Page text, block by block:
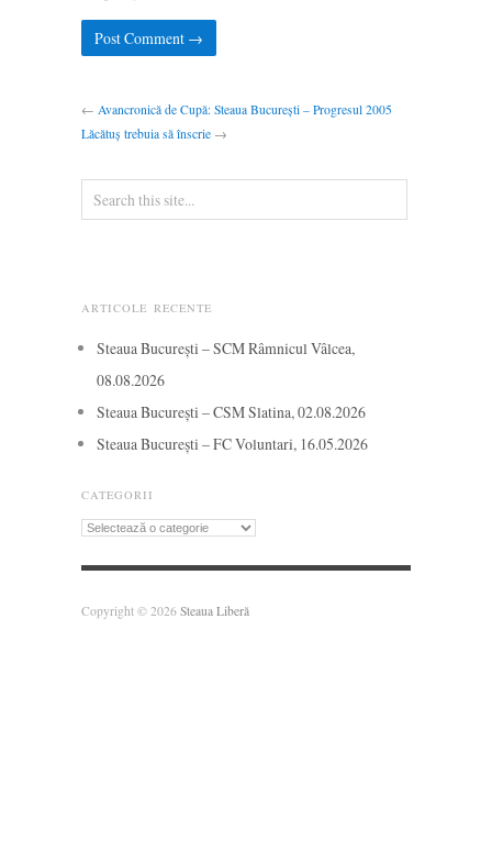
← Avancronică de Cupă: Steaua București – Progresul 2005
Lăcătuș trebuia să înscrie →
ARTICOLE RECENTE
Steaua București – SCM Râmnicul Vâlcea,
08.08.2026
Steaua București – CSM Slatina, 02.08.2026
Steaua București – FC Voluntari, 16.05.2026
CATEGORII
Categorii
Copyright © 2026 Steaua Liberă